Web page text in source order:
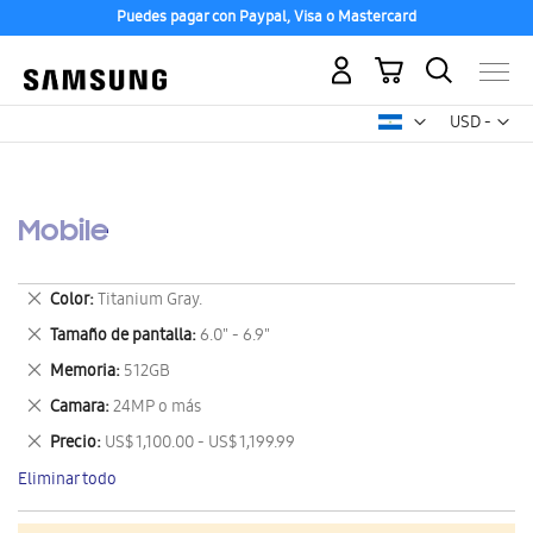
Puedes pagar con Paypal, Visa o Mastercard
USD -
dólar
Mi carrito
Mobile
Color Titanium Gray.
Eliminar
este
artículo
Tamaño de pantalla 6.0" - 6.9"
Eliminar
este
artículo
Memoria 512GB
Eliminar
este
artículo
Camara 24MP o más
Eliminar
este
artículo
Precio US$ 1,100.00 - US$ 1,199.99
Eliminar
este
artículo
Eliminar todo